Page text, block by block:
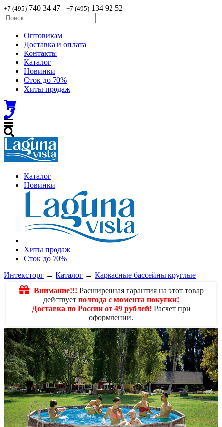
+7 (495) 740 34 47 +7 (495) 134 92 52
Оптовикам
Доставка и оплата
Контакты
Каталог
Новинки
Сток до 70%
Хиты продаж
Каталог
Новинки
Хиты продаж
Сток до 70%
Интексторг → Каталог → Каркасные бассейны круглые
Внимание!!! Расширенная гарантия на этот товар
действует полгода с момента покупки!
Доставка по России от 49 рублей! Расчет при
оформлении.